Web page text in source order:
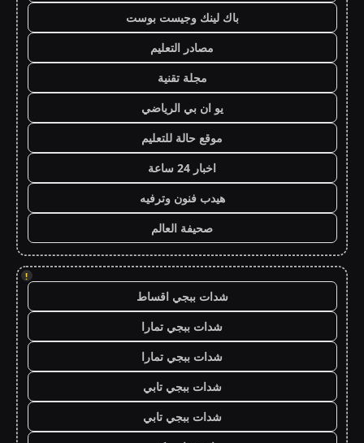
باك لينك وجيست بوست
مصادر التعليم
مجلة تقنية
يو ان بي الرياضي
موقع حالة للتعليم
اخبار 24 ساعة
هيدب فنون وترفيه
صحيفة العالم
!
شدات ببجي اقساط
شدات ببجي تمارا
شدات ببجي تمارا
شدات ببجي تابي
شدات ببجي تابي